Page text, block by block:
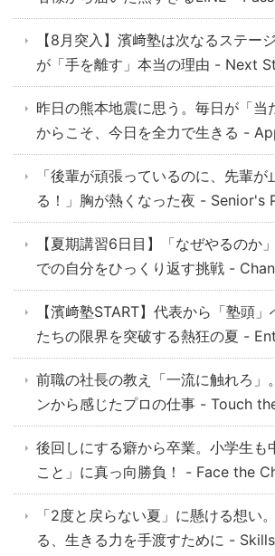
【8月突入】濱﨑塾は次なるステー
が「手を離す」本当の理由 - Next
昨日の熊本地震に思う。毎日が「当
からこそ、今日を全力で生きる -
「後輩が頑張っているのに、先輩が
る！」胸が熱くなった夜 - Senior's
【夏期講習6日目】「なぜやるのか
での自分をひっくり返す挑戦 -
【濱﨑塾START】代表から「塾頭
たちの限界を突破する熱狂の夏 -
前職の社長の教え「一流に触れろ」
ンから感じたプロの仕事 - Touch
後回しにする癖から卒業。小学生も
こと」に真っ向勝負！ - Face the
「2度と戻らない夏」に懸ける想い
る、生きる力を手渡すために -